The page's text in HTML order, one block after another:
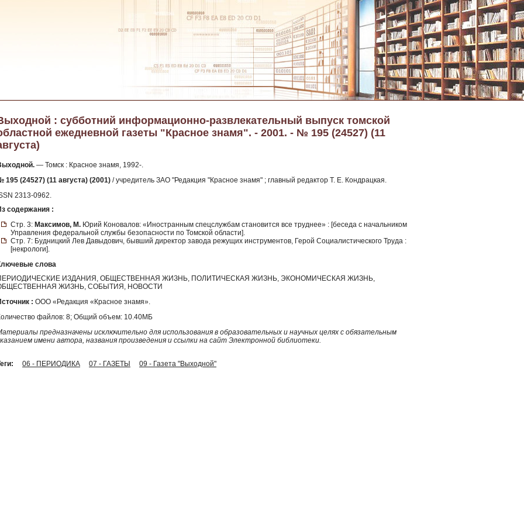
: субботний информационно-развлекательный выпуск томской
ежедневной газеты "Красное знамя". - 2001. - № 195 (24527) (11
— Томск : Красное знамя, 1992-.
195 (24527) (11 августа) (2001) / учредитель ЗАО "Редакция "Красное знамя" ; главный редактор Т. Е. Кондрацкая.
2313-0962.
содержания :
Стр. 3: Максимов, М. Юрий Коновалов: «Иностранным спецслужбам становится все труднее» : [беседа с начальником
Управления федеральной службы безопасности по Томской области].
Стр. 7: Будницкий Лев Давыдович, бывший директор завода режущих инструментов, Герой Социалистического Труда :
[некрологи].
слова
ИЗДАНИЯ, ОБЩЕСТВЕННАЯ ЖИЗНЬ, ПОЛИТИЧЕСКАЯ ЖИЗНЬ, ЭКОНОМИЧЕСКАЯ ЖИЗНЬ,
ЖИЗНЬ, СОБЫТИЯ, НОВОСТИ
: ООО «Редакция «Красное знамя».
файлов: 8; Общий объем: 10.40МБ
предназначены исключительно для использования в образовательных и научных целях с обязательным
имени автора, названия произведения и ссылки на сайт Электронной библиотеки.
06 - ПЕРИОДИКА 07 - ГАЗЕТЫ 09 - Газета "Выходной"